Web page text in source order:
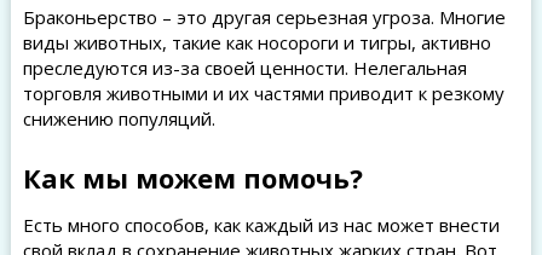
Браконьерство – это другая серьезная угроза. Многие
виды животных, такие как носороги и тигры, активно
преследуются из-за своей ценности. Нелегальная
торговля животными и их частями приводит к резкому
снижению популяций.
Как мы можем помочь?
Есть много способов, как каждый из нас может внести
свой вклад в сохранение животных жарких стран. Вот